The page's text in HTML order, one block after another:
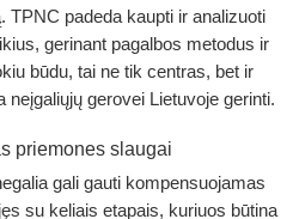
TPNC padeda kaupti ir analizuoti
gerinant pagalbos metodus ir
būdu, tai ne tik centras, bet ir
gerovei Lietuvoje gerinti.
priemones slaugai
gali gauti kompensuojamas
su keliais etapais, kuriuos būtina